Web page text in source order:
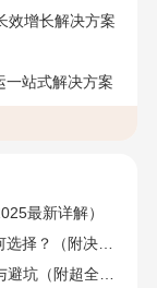
效增长解决方案
一站式解决方案
最新详解）
附决策流程图）
附超全指南）